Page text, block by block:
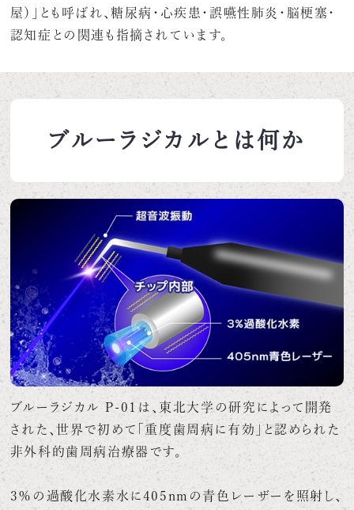
屋）」とも呼ばれ、糖尿病・心疾患・誤嚥性肺炎・脳梗塞・
認知症との関連も指摘されています。
ブルーラジカルとは何か
ブルーラジカル P-01は、東北大学の研究によって開発
された、世界で初めて「重度歯周病に有効」と認められた
非外科的歯周病治療器です。
3％の過酸化水素水に405nmの青色レーザーを照射し、